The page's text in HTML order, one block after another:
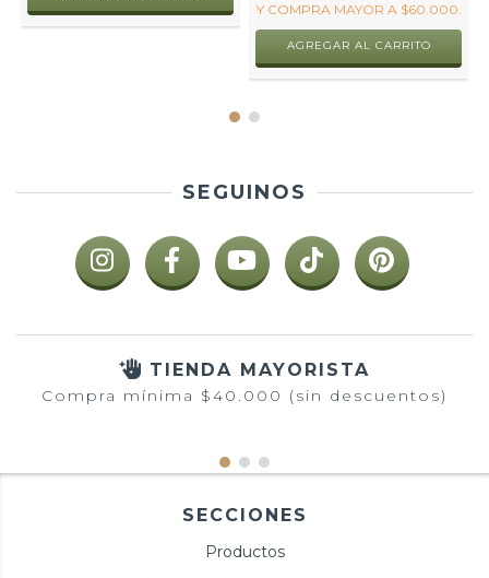
Y COMPRA MAYOR A $60.000.
AGREGAR AL CARRITO
SEGUINOS
TIENDA MAYORISTA
Compra mínima $40.000 (sin descuentos)
SECCIONES
Productos